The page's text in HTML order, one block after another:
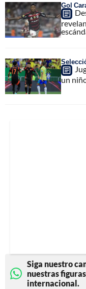
Gol
un
Siga nuestro
nuestras
internacional.